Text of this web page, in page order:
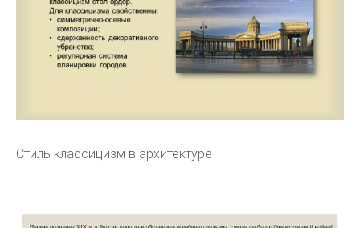
Стиль классицизм в архитектуре